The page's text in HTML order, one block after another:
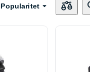
Popularitet